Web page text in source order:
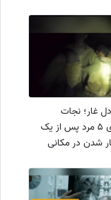
غار؛ نجات
معجزه‌آسای 5 مرد پس از یک
شدن در مکانی